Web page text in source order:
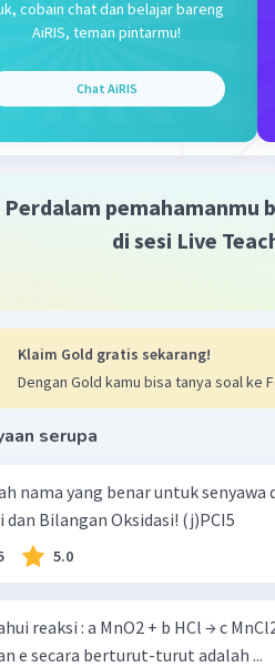
Jadi, jawaban yang benar adalah
Beri Rating·0.0(0)
cobain chat dan belajar bareng
AiRIS, teman pintarmu!
Chat AiRIS
Perdalam pemahamanmu
di sesi Live
Klaim Gold gratis sekarang!
Dengan Gold kamu bisa tanya soal ke
serupa
nama yang benar untuk
dan Bilangan Oksidasi! (j)PCI5
5.0
reaksi : a MnO2 + b HCl → c
e secara berturut-turut adalah ...